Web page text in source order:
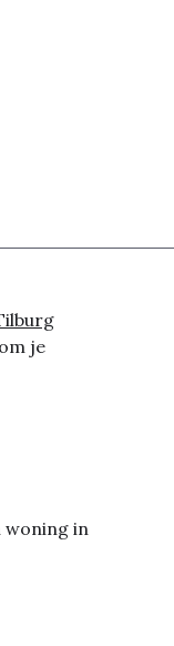
je
woning in